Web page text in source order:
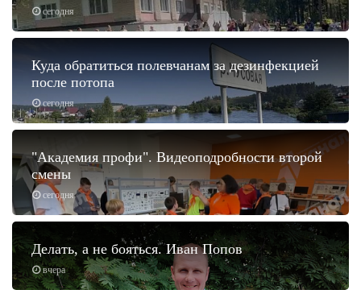
сегодня
сегодня
Куда обратиться полевчанам за дезинфекцией
после потопа
сегодня
"Академия профи". Видеоподробности второй
смены
вчера
Делать, а не бояться. Иван Попов